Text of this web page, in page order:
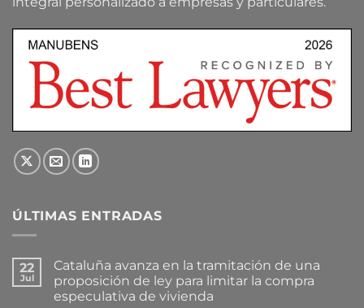
ÚLTIMAS ENTRADAS
22
Jul
Cataluña avanza en la tramitación de una
proposición de ley para limitar la compra
especulativa de vivienda